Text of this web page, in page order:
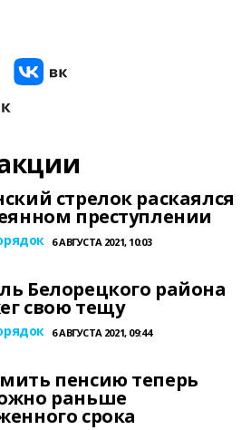
стрелок раскаялся
преступлении
6 АВГУСТА 2021, 10:03
Белорецкого района
свою тещу
6 АВГУСТА 2021, 09:44
пенсию теперь
раньше
срока